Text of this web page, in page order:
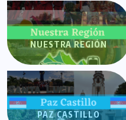
NUESTRA REGIÓN
PAZ CASTILLO